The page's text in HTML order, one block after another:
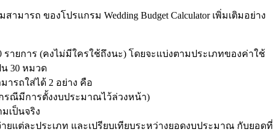
ามารถ ของโปรแกรม Wedding Budget Calculator เพิ่มเติมอย่าง
รายการ (คงไม่มีใครใช้ถึงนะ) โดยจะแบ่งตามประเภทของค่าใช้
30 หมวด
ารถใส่ได้ 2 อย่าง คือ
รณีมีการตั้งงบประมาณไว้ล่วงหน้า)
เป็นจริง
ยแต่ละประเภท และเปรียบเทียบระหว่างยอดงบประมาณ กับยอดที่